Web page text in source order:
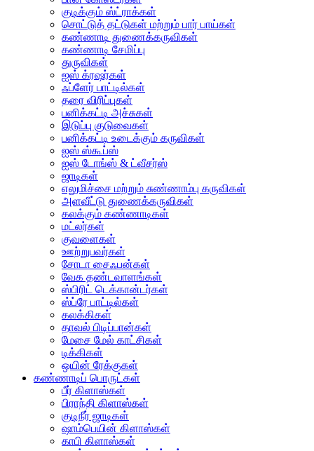
குடிக்கும் ஸ்ட்ராக்கள்
சொட்டுத் தட்டுகள் மற்றும் பார் பாய்கள்
கண்ணாடி துணைக்கருவிகள்
கண்ணாடி சேமிப்பு
துருவிகள்
ஐஸ் க்ரஷர்கள்
ஃப்ளேர் பாட்டில்கள்
தரை விரிப்புகள்
பனிக்கட்டி அச்சுகள்
இடுப்பு குடுவைகள்
பனிக்கட்டி உடைக்கும் கருவிகள்
ஐஸ் ஸ்கூப்ஸ்
ஐஸ் டோங்ஸ் & ட்வீசர்ஸ்
ஜாடிகள்
எலுமிச்சை மற்றும் சுண்ணாம்பு கருவிகள்
அளவீட்டு துணைக்கருவிகள்
கலக்கும் கண்ணாடிகள்
மட்லர்கள்
குவளைகள்
ஊற்றுபவர்கள்
சோடா சைஃபன்கள்
வேக தண்டவாளங்கள்
ஸ்பிரிட் டெக்கான்டர்கள்
ஸ்ப்ரே பாட்டில்கள்
கலக்கிகள்
தாவல் பிடிப்பான்கள்
மேசை மேல் காட்சிகள்
டிக்கிகள்
ஒயின் ரேக்குகள்
கண்ணாடிப் பொருட்கள்
பீர் கிளாஸ்கள்
பிராந்தி கிளாஸ்கள்
குடிநீர் ஜாடிகள்
ஷாம்பெயின் கிளாஸ்கள்
காபி கிளாஸ்கள்